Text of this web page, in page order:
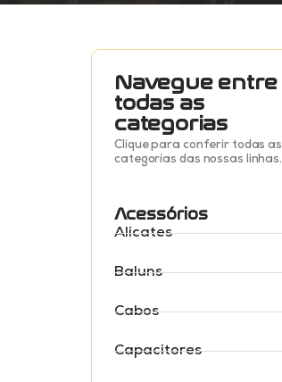
Navegue entre
todas as
categorias
Clique para conferir todas as
categorias das nossas linhas.
Acessórios
Alicates
Baluns
Cabos
Capacitores